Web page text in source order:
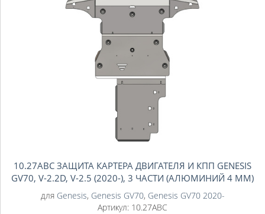
10.27ABC ЗАЩИТА КАРТЕРА ДВИГАТЕЛЯ И КПП GENESIS
GV70, V-2.2D, V-2.5 (2020-), 3 ЧАСТИ (АЛЮМИНИЙ 4 ММ)
для Genesis, Genesis GV70, Genesis GV70 2020-
Артикул: 10.27ABC